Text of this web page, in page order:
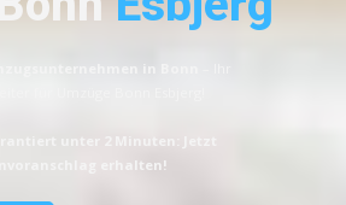
in Bonn
unter 2 Minuten: Jetzt
erhalten!